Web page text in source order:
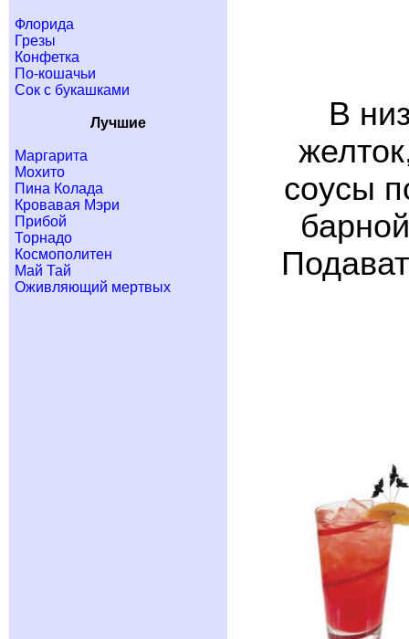
Флорида
Грезы
Конфетка
По-кошачьи
Сок с букашками
Лучшие
Маргарита
Мохито
Пина Колада
Кровавая Мэри
Прибой
Торнадо
Космополитен
Май Тай
Оживляющий мертвых
В
соусы